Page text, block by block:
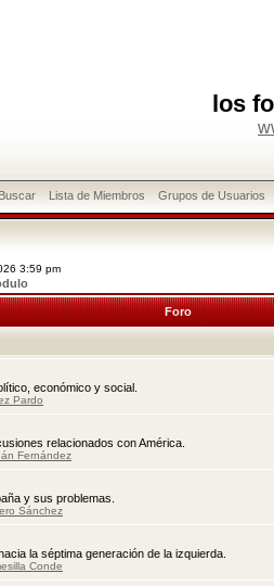
los
Buscar Lista de Miembros Grupos de Usuarios
3:59 pm
Foro
económico y social.
Pardo
relacionados con América.
Fernández
y sus problemas.
Sánchez
la séptima generación de la izquierda.
Conde